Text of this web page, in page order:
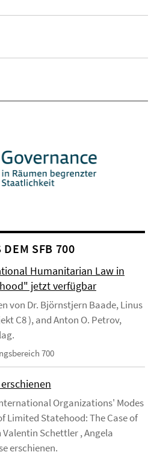
SFB 700
Humanitarian Law in
jetzt verfügbar
von Dr. Björnstjern Baade, Linus
C8 ), and Anton O. Petrov,
700
Organizations' Modes
Limited Statehood: The Case of
Schettler , Angela
erschienen.